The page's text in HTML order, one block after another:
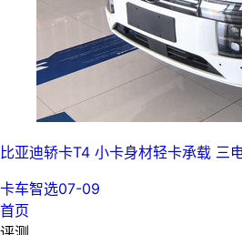
比亚迪轿卡T4 小卡身材轻卡承载 三
卡车智选07-09
首页